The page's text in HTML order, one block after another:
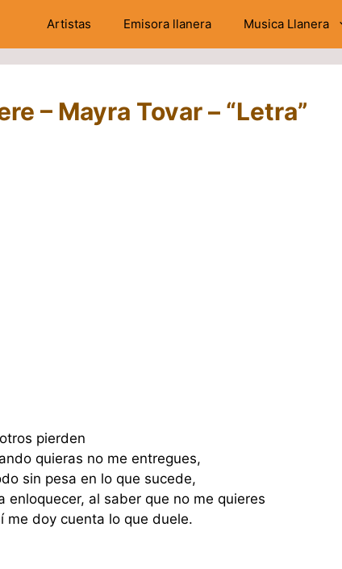
Artistas Emisora llanera Musica Llanera
– Mayra Tovar – “Letra”
pierden
quieras no me entregues,
sin pesa en lo que sucede,
enloquecer, al saber que no me quieres
me doy cuenta lo que duele.